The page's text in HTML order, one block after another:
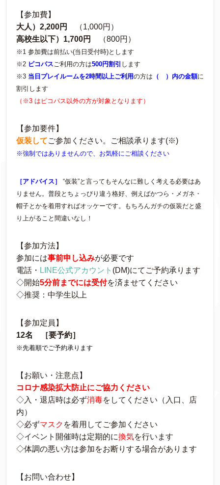
【参加費】
大人）2,200円
（1,000円）
高校生以下）1,700円
（800円）
※1 参加費は前払い(当日受付時)とします
※2 ピコパス ご利用の方は500円割引 します
※3 当日プレイルームを2時間以上ご利用の方は （ ）内の金額に
割引します
（※3 はピコパス以外の方が対象となります）
【参加要件】
仮装してご参加ください。ご相談承ります(※)
※強制ではありませんので、お気軽にご相談ください
［アドバイス］ “仮装”と言ってもそんなに難しく考える必要はあ
りません。普段とちょっぴり違う格好、例えばかつら・メガネ・
帽子とかを着用すればオッケーです。もちろんガチの仮装だと盛
り上がること間違いなし！
【参加方法】
参加には事前申し込みが必要です
電話・ LINE公式アカウント (DM)にてご予約承ります
◇開始5分前までには受付を済ませてください
◇推奨：中学生以上
【参加定員】
12名 ［要予約］
※先着順でご予約承ります
【お願い・注意点】
コロナ感染拡大防止にご協力ください
◇入・退店時は必ず消毒をしてください（入口、店
内）
◇必ずマスク を着用してご参加ください
◇イベント開催時は定期的に換気を行います
◇体調の悪い方は参加をお断りする場合があります
【お問い合わせ】